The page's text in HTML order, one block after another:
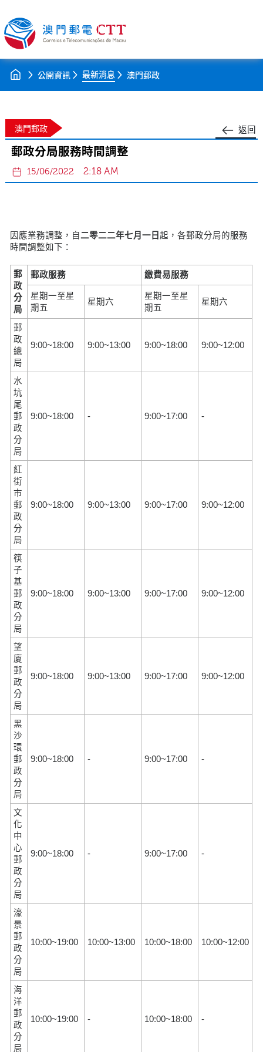
公開資訊 最新消息 澳門郵政
返回
澳門郵政
郵政分局服務時間調整
15/06/2022 2:18 AM
因應業務調整，自 二零二二年七月一日起，各郵政分局的服務
時間調整如下：
郵
政
分
局
郵政服務 繳費易服務
星期一至星
期五
星期六
星期一至星
期五
星期六
郵
政
總
局
9:00~18:00 9:00~13:00 9:00~18:00 9:00~12:00
水
坑
尾
郵
政
分
局
9:00~18:00 - 9:00~17:00 -
紅
街
市
郵
政
分
局
9:00~18:00 9:00~13:00 9:00~17:00 9:00~12:00
筷
子
基
郵
政
分
局
9:00~18:00 9:00~13:00 9:00~17:00 9:00~12:00
望
廈
郵
政
分
局
9:00~18:00 9:00~13:00 9:00~17:00 9:00~12:00
黑
沙
環
郵
政
分
局
9:00~18:00 - 9:00~17:00 -
文
化
中
心
郵
政
分
局
9:00~18:00 - 9:00~17:00 -
濠
景
郵
政
分
局
10:00~19:00 10:00~13:00 10:00~18:00 10:00~12:00
海
洋
郵
政
分
局
10:00~19:00 - 10:00~18:00 -